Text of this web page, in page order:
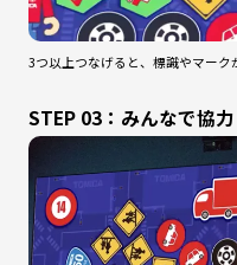
3つ以上つなげると、標識やマーク
STEP 03：みんなで協